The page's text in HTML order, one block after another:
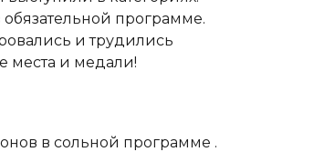
программе.
и трудились
места и медали!
в сольной программе .